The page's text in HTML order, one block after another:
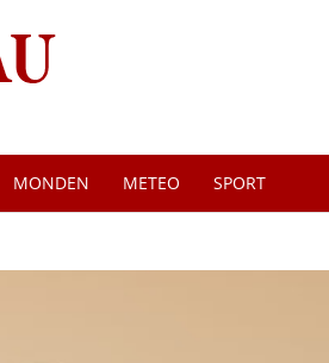
MONDEN METEO SPORT